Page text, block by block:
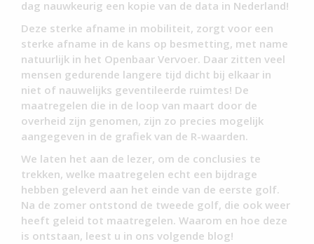
dag nauwkeurig een kopie van de data in Nederland!
Deze sterke afname in mobiliteit, zorgt voor een
sterke afname in de kans op besmetting, met name
natuurlijk in het Openbaar Vervoer. Daar zitten veel
mensen gedurende langere tijd dicht bij elkaar in
niet of nauwelijks geventileerde ruimtes! De
maatregelen die in de loop van maart door de
overheid zijn genomen, zijn zo precies mogelijk
aangegeven in de grafiek van de R-waarden.
We laten het aan de lezer, om de conclusies te
trekken, welke maatregelen echt een bijdrage
hebben geleverd aan het einde van de eerste golf.
Na de zomer ontstond de tweede golf, die ook weer
heeft geleid tot maatregelen. Waarom en hoe deze
is ontstaan, leest u in ons volgende blog!